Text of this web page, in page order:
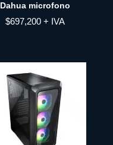
Dahua microfono
$697,200 + IVA